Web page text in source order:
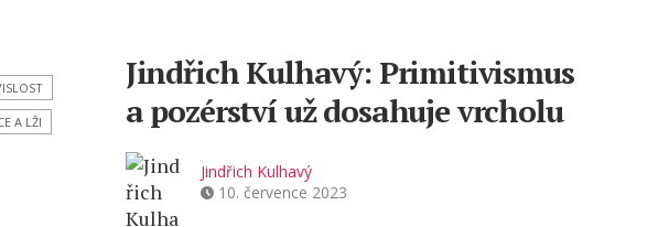
A LŽI
Jindřich Kulhavý: Primitivismus
a pozérství už dosahuje vrcholu
Jindřich Kulhavý
10. července 2023